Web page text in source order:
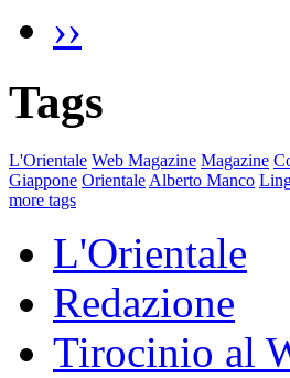
››
Tags
L'Orientale Web Magazine Magazine
Giappone Orientale Alberto Manco
more tags
L'Orientale
Redazione
Tirocinio al